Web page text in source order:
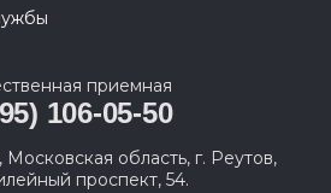
приемная
106-05-50
область, г. Реутов,
проспект, 54.